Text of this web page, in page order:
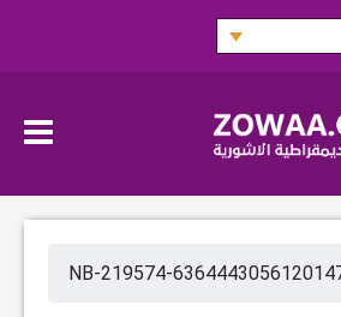
NB-219574-